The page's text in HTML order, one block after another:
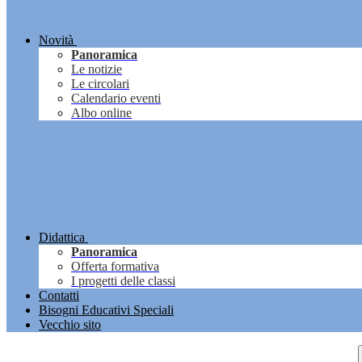
Novità
Panoramica
Le notizie
Le circolari
Calendario eventi
Albo online
Didattica
Panoramica
Offerta formativa
I progetti delle classi
Contatti
Bisogni Educativi Speciali
Vecchio sito